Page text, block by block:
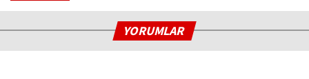
YORUMLAR